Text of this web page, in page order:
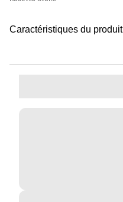
Caractéristiques du produit